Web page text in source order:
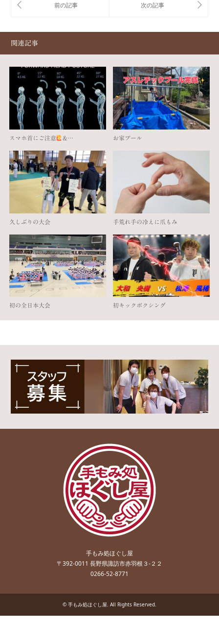
関連記事
スマホ首にご注意 ‍&… お家プール
久しぶりの大会 手荒れ手の冷えに爪もみ
初の全日本大会 初キックボクシング
手もみ処ほぐし屋
〒392-0011 長野県諏訪市赤羽根３-２２
0266-52-8771
© 手もみ処ほぐし屋. All Rights Reserved.